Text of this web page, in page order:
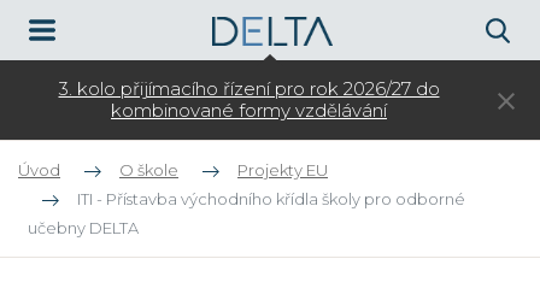
Otevíráme zápis do kroužků pro ZŠ na školní rok
2026/27
Úvod O škole
Projekty EU
ITI - Přístavba východního křídla školy pro odborné
učebny DELTA